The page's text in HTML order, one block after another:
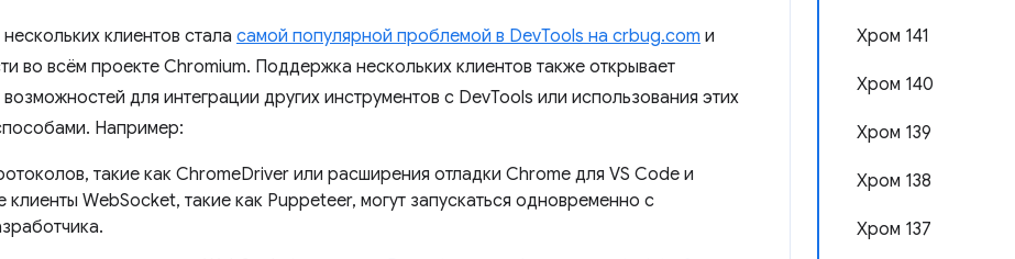
Хром 141
Хром 140
Хром 139
Хром 138
Хром 137
клиентов стала самой популярной проблемой в DevTools на crbug.com и
во всём проекте Chromium. Поддержка нескольких клиентов также открывает
для интеграции других инструментов с DevTools или использования этих
Например:
такие как ChromeDriver или расширения отладки Chrome для VS Code и
клиенты WebSocket, такие как Puppeteer, могут запускаться одновременно с